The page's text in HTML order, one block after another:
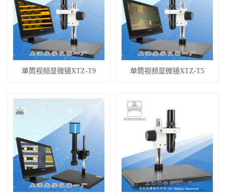
单筒视频显微镜XTZ-T9 单筒视频显微镜XTZ-T5